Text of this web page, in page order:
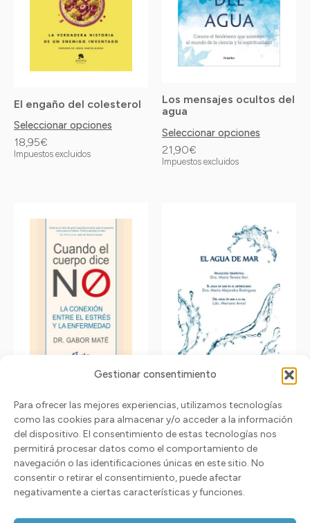
Gestionar consentimiento
Para ofrecer las mejores experiencias, utilizamos tecnologías
como las cookies para almacenar y/o acceder a la información
del dispositivo. El consentimiento de estas tecnologías nos
permitirá procesar datos como el comportamiento de
navegación o las identificaciones únicas en este sitio. No
consentir o retirar el consentimiento, puede afectar
negativamente a ciertas características y funciones.
El engaño del colesterol
18,95€
Impuestos excluidos
Seleccionar opciones
pueden
en
la
página
Los mensajes ocultos del
agua
21,90€
Impuestos excluidos
Seleccionar opciones
Las
opciones
pueden
en
la
página
Cuando el cuerpo dice
no
18,00€
Impuestos excluidos
Seleccionar opciones
producto
múltiples
variantes.
opciones
elegir
en
la
página
de
El agua de mar
15,90
Impuestos excluidos
Seleccionar opciones
variantes.
Las
opciones
pueden
elegir
en
la
página
de